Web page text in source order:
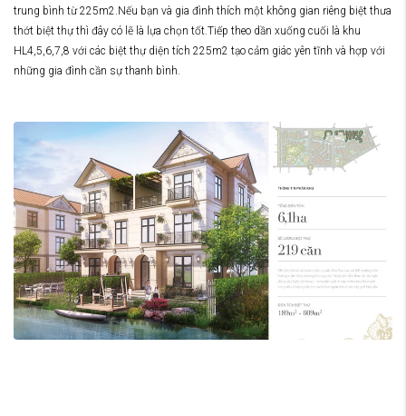
trung bình từ 225m2.Nếu bạn và gia đình thích một không gian riêng biệt thưa
thớt biệt thự thì đây có lẽ là lựa chọn tốt.Tiếp theo dần xuống cuối là khu
HL4,5,6,7,8 với các biệt thự diện tích 225m2 tạo cảm giác yên tĩnh và hợp với
những gia đình cần sự thanh bình.